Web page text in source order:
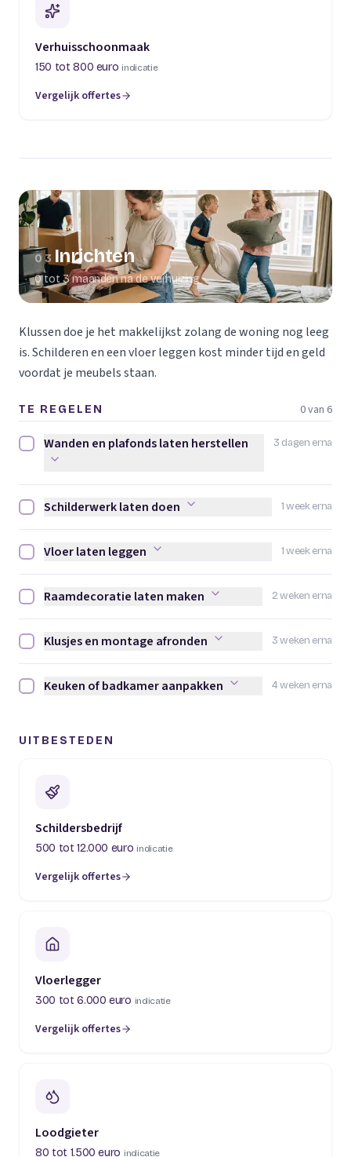
Verhuisschoonmaak
150 tot 800 euro indicatie
Vergelijk offertes
(opent in een nieuw tabblad)
03 Inrichten
0 tot 3 maanden na de verhuizing
Klussen doe je het makkelijkst zolang de woning nog leeg
is. Schilderen en een vloer leggen kost minder tijd en geld
voordat je meubels staan.
TE REGELEN 0 van 6
3 dagen erna
Wanden en plafonds laten herstellen afvinken
Wanden en plafonds laten herstellen
1 week erna
Schilderwerk laten doen afvinken
Schilderwerk laten doen
1 week erna
Vloer laten leggen afvinken
Vloer laten leggen
2 weken erna
Raamdecoratie laten maken afvinken
Raamdecoratie laten maken
3 weken erna
Klusjes en montage afronden afvinken
Klusjes en montage afronden
4 weken erna
Keuken of badkamer aanpakken afvinken
Keuken of badkamer aanpakken
UITBESTEDEN
Schildersbedrijf
500 tot 12.000 euro indicatie
Vergelijk offertes
(opent in een nieuw tabblad)
Vloerlegger
300 tot 6.000 euro indicatie
Vergelijk offertes
(opent in een nieuw tabblad)
Loodgieter
80 tot 1.500 euro indicatie